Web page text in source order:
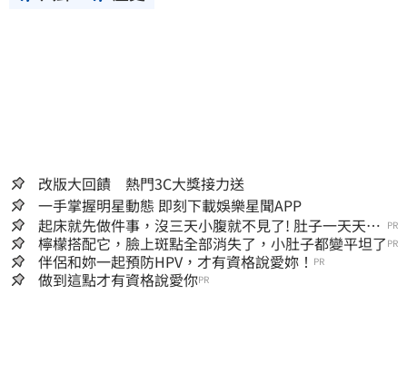
改版大回饋 熱門3C大獎接力送
一手掌握明星動態 即刻下載娛樂星聞APP
起床就先做件事，沒三天小腹就不見了! 肚子一天天變
小！
PR
檸檬搭配它，臉上斑點全部消失了，小肚子都變平坦了 PR
伴侶和妳一起預防HPV，才有資格說愛妳！ PR
做到這點才有資格說愛你PR